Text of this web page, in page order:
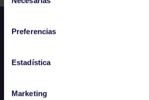
Preferencias
Estadística
Marketing